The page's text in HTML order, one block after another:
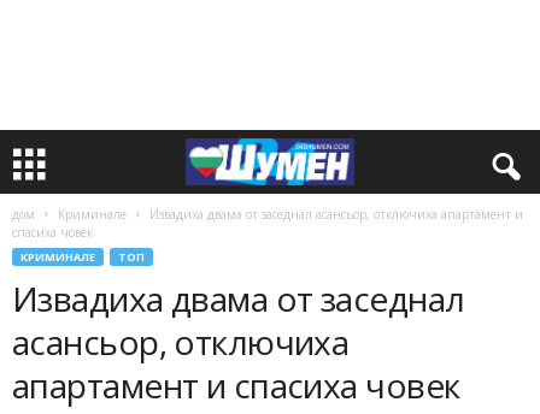
дом Криминале
Извадиха двама от заседнал асансьор, отключиха апартамент и
спасиха човек
КРИМИНАЛЕ ТОП
Извадиха двама от заседнал
асансьор, отключиха
апартамент и спасиха човек